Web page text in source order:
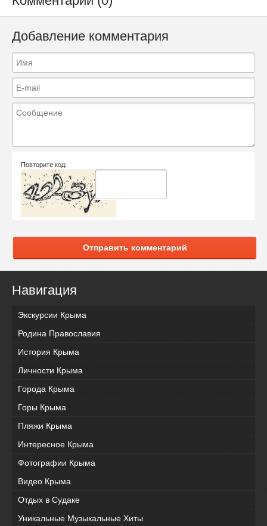
Добавление комментария
Повторите код:
Отправить комментарий
Навигация
Экскурсии Крыма
Родина Православия
История Крыма
Личности Крыма
Города Крыма
Горы Крыма
Пляжи Крыма
Интересное Крыма
Фотографии Крыма
Видео Крыма
Отдых в Судаке
Уникальные Музыкальные Хиты